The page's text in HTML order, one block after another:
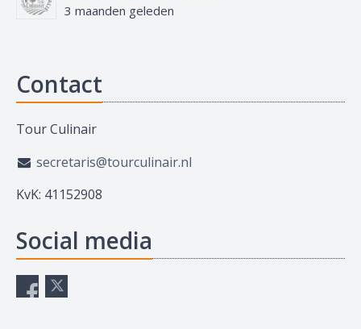
3 maanden geleden
Contact
Tour Culinair
secretaris@tourculinair.nl
KvK: 41152908
Social media